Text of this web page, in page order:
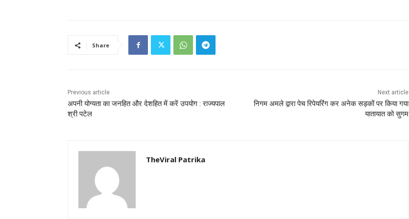
Share
Previous article
अपनी योग्यता का जनहित और देशहित में करें उपयोग : राज्यपाल
श्री पटेल
Next article
निगम अमले द्वारा पेच रिपेयरिंग कर अनेक सड़कों पर किया गया
यातायात को सुगम
TheViral Patrika